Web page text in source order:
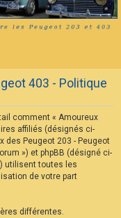
403 - Politique
comment « Amoureux
affiliés (désignés ci-
des Peugeot 203 - Peugeot
») et phpBB (désigné ci-
utilisent toutes les
de votre part
différentes.